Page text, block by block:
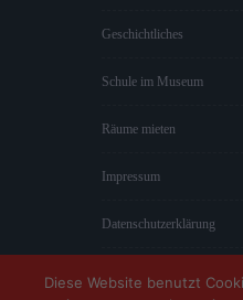
Geschichtliches
Schule im Museum
Räume mieten
Impressum
Datenschutzerklärung
Diese Website benutzt